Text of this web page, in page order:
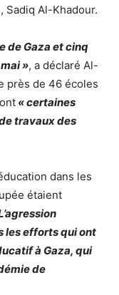
Sadiq Al-Khadour.
de Gaza et cinq
», a déclaré Al-
près de 46 écoles
« certaines
travaux des
dans les
étaient
les efforts qui ont
à Gaza, qui
de